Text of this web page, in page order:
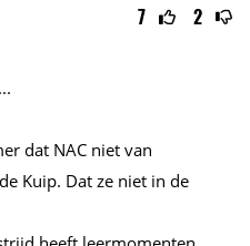
7 2
dat NAC niet van
Kuip. Dat ze niet in de